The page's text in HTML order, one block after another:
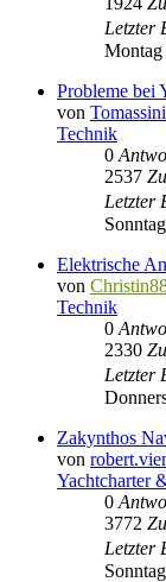
Letzter
Probleme bei
von Tomassini
Technik
0
2537
Letzter
Elektrische
von
Technik
0
2330
Letzter
Zakynthos
von
Yachtcharter
0
3772
Letzter